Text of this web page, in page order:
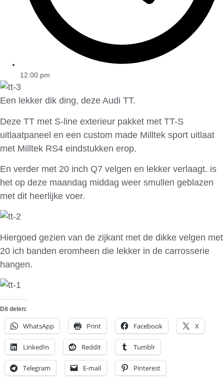
12:00 pm
Een lekker dik ding, deze Audi TT.
Deze TT met S-line exterieur pakket met TT-S
uitlaatpaneel en een custom made Milltek sport uitlaat
met Milltek RS4 eindstukken erop.
En verder met 20 inch Q7 velgen en lekker verlaagt. is
het op deze maandag middag weer smullen geblazen
met dit heerlijke voer.
Hiergoed gezien van de zijkant met de dikke velgen met
20 ich banden eromheen die lekker in de carrosserie
hangen.
Dit delen:
WhatsApp Print Facebook X
LinkedIn Reddit Tumblr
Telegram E-mail Pinterest